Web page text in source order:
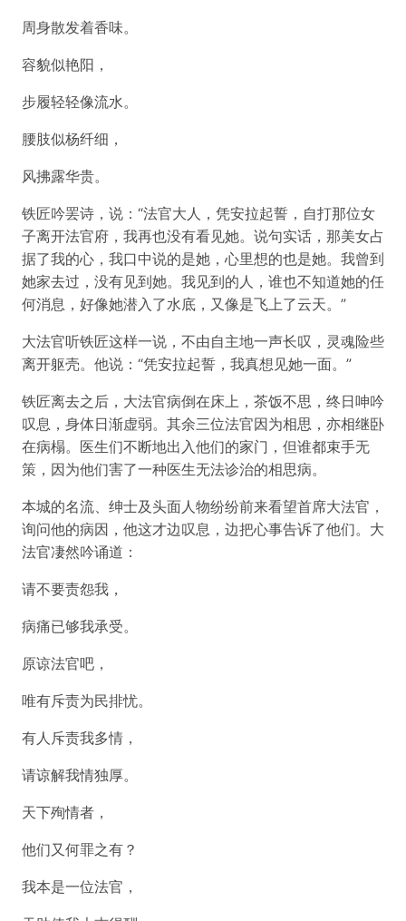
周身散发着香味。
容貌似艳阳，
步履轻轻像流水。
腰肢似杨纤细，
风拂露华贵。
铁匠吟罢诗，说：“法官大人，凭安拉起誓，自打那位女
子离开法官府，我再也没有看见她。说句实话，那美女占
据了我的心，我口中说的是她，心里想的也是她。我曾到
她家去过，没有见到她。我见到的人，谁也不知道她的任
何消息，好像她潜入了水底，又像是飞上了云天。”
大法官听铁匠这样一说，不由自主地一声长叹，灵魂险些
离开躯壳。他说：“凭安拉起誓，我真想见她一面。”
铁匠离去之后，大法官病倒在床上，茶饭不思，终日呻吟
叹息，身体日渐虚弱。其余三位法官因为相思，亦相继卧
在病榻。医生们不断地出入他们的家门，但谁都束手无
策，因为他们害了一种医生无法诊治的相思病。
本城的名流、绅士及头面人物纷纷前来看望首席大法官，
询问他的病因，他这才边叹息，边把心事告诉了他们。大
法官凄然吟诵道：
请不要责怨我，
病痛已够我承受。
原谅法官吧，
唯有斥责为民排忧。
有人斥责我多情，
请谅解我情独厚。
天下殉情者，
他们又何罪之有？
我本是一位法官，